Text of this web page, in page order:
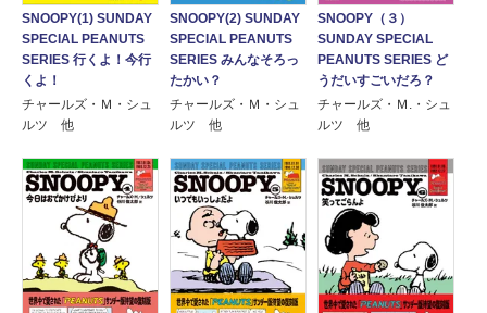
SNOOPY(1) SUNDAY
SPECIAL PEANUTS
SERIES 行くよ！今行
くよ！
チャールズ・Ｍ・シュ
ルツ 他
SNOOPY(2) SUNDAY
SPECIAL PEANUTS
SERIES みんなそろっ
たかい？
チャールズ・Ｍ・シュ
ルツ 他
SNOOPY（３）
SUNDAY SPECIAL
PEANUTS SERIES ど
うだいすごいだろ？
チャールズ・Ｍ.・シュ
ルツ 他